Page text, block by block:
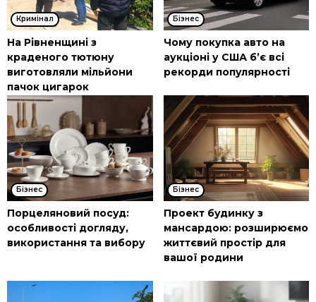
Кримінал
На Рівненщині з
краденого тютюну
виготовляли мільйони
пачок цигарок
Бізнес
Чому покупка авто на
аукціоні у США б’є всі
рекорди популярності
Бізнес
Порцеляновий посуд:
особливості догляду,
використання та вибору
Бізнес
Проект будинку з
мансардою: розширюємо
життєвий простір для
вашої родини